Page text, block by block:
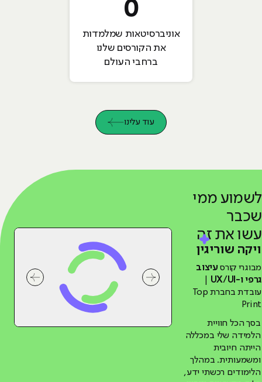
0
אוניברסיטאות שמלמדות
את הקורסים שלנו
ברחבי העולם
עוד עלינו
לחץ
לחץ לשיקופית קודמת בסליידר המלצות
לשמוע ממי
שכבר
עשו את זה
ויקה שוריגין
מבוגרי קורסעיצוב
גרפי ו-UX/UI
עובדת בחברת Top
Print
בסך הכל חוויית
הלמידה שלי במכללה
הייתה חיובית
ומשמעותית. במהלך
הלימודים רכשתי ידע,